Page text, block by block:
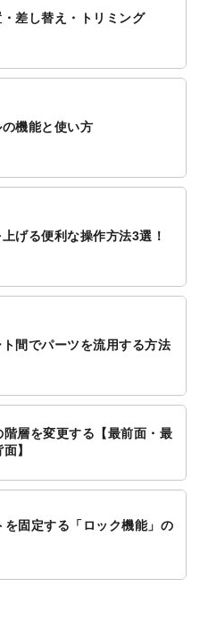
しました。
筒が作成できるようになりま
リアファイルが作成できるよ
しました。
。
のデザインテンプレートを公
らポスティング配布注文まで
まりのカレンダーデザイン
チラシデザインテンプレート
インテンプレート
デザインテンプレートを公開
差し替え・トリミング
機能と使い方
げる便利な操作方法3選！
間でパーツを流用する方法
層を変更する【最前面・最
】
を固定する「ロック機能」の